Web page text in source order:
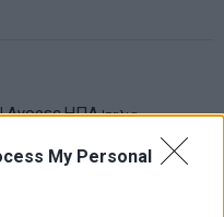
My Personal
ΑγορεςΗΠΑ Ιταλια
γερμανια